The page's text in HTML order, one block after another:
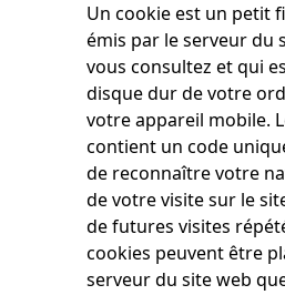
Un cookie est un petit
émis par le serveur du
vous consultez et qui
disque dur de votre
votre appareil mobile.
contient un code
de reconnaître votre
de votre visite sur le
de futures visites
cookies peuvent être
serveur du site web